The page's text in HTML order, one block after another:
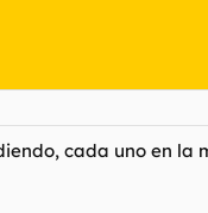
cada uno en la